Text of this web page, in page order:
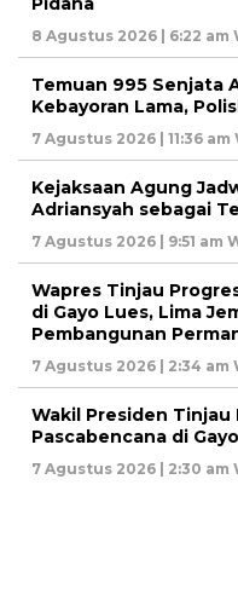
8 Agustus 2026 | 6:22 am
Temuan 995 Senjata
Kebayoran Lama,
7 Agustus 2026 | 11:36 am
Kejaksaan Agung
Adriansyah sebagai
7 Agustus 2026 | 9:51 am
Wapres Tinjau
di Gayo Lues, Lima
Pembangunan
7 Agustus 2026 | 2:34 am
Wakil Presiden
Pascabencana di
7 Agustus 2026 | 2:30 am